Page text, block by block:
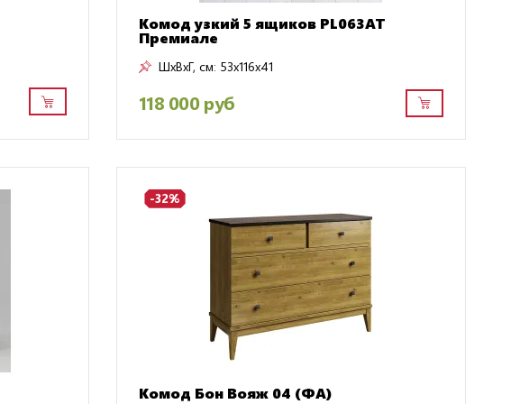
Комод узкий 5 ящиков PL063AT
Премиале
ШxВxГ, см: 53x116x41
118 000 руб
-32%
Комод Бон Вояж 04 (ФА)